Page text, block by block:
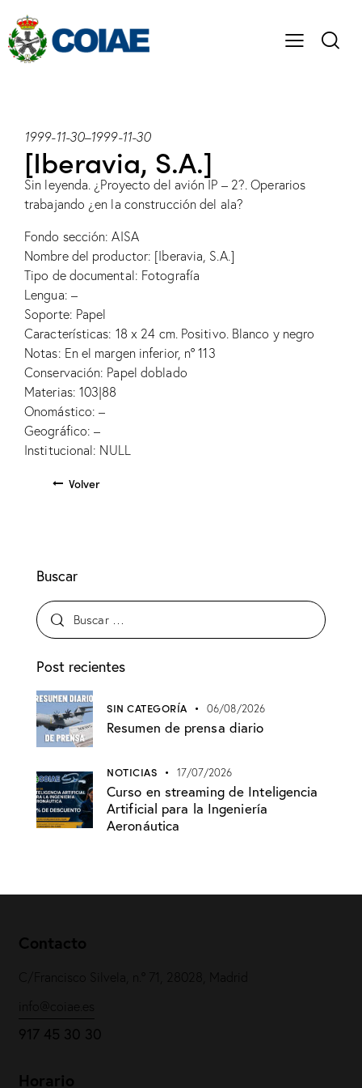
1999-11-30–1999-11-30
[Iberavia, S.A.]
Sin leyenda. ¿Proyecto del avión IP – 2?. Operarios
trabajando ¿en la construcción del ala?
Fondo sección: AISA
Nombre del productor: [Iberavia, S.A.]
Tipo de documental: Fotografía
Lengua: –
Soporte: Papel
Características: 18 x 24 cm. Positivo. Blanco y negro
Notas: En el margen inferior, nº 113
Conservación: Papel doblado
Materias: 103|88
Onomástico: –
Geográfico: –
Institucional: NULL
Volver
Buscar
Post recientes
SIN CATEGORÍA 06/08/2026
Resumen de prensa diario
NOTICIAS 17/07/2026
Curso en streaming de Inteligencia
Artificial para la Ingeniería
Aeronáutica
Contacto
C/Francisco Silvela, n.º 71, 28028, Madrid
info@coiae.es
917 45 30 30
Horario